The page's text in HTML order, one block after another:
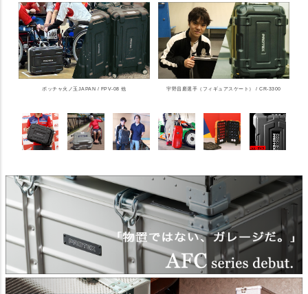
ボッチャ火ノ玉JAPAN / FPV-08 他 宇野昌磨選手（フィギュアスケート） / CR-3300